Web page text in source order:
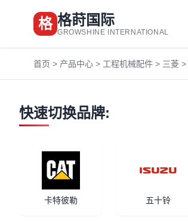
格 格莳国际
GROWSHINE INTERNATIONAL
首页 > 产品中心 > 工程机械配件 > 三菱 >
快速切换品牌:
卡特彼勒 五十铃